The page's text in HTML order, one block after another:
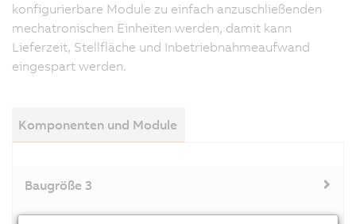
konfigurierbare Module zu einfach anzuschließenden
mechatronischen Einheiten werden, damit kann
Lieferzeit, Stellfläche und Inbetriebnahmeaufwand
eingespart werden.
Komponenten und Module
Baugröße 3